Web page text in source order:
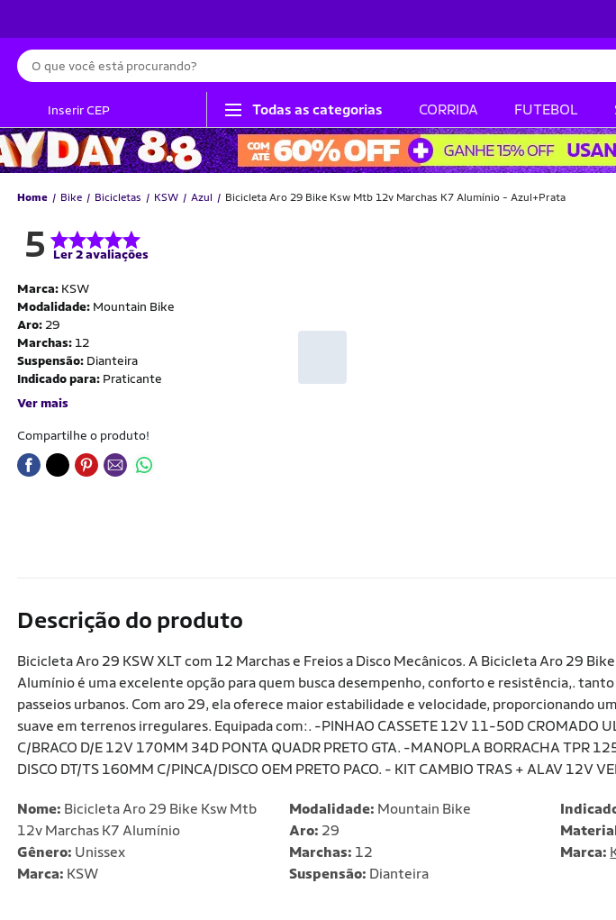
Busca
Inserir CEP Todas as categorias CORRIDA FUTEBOL
Home Bike Bicicletas KSW Azul Bicicleta Aro 29 Bike Ksw Mtb 12v Marchas K7 Alumínio - Azul+Prata
5 Ler 2 avaliações
Marca: KSW
Modalidade: Mountain Bike
Aro: 29
Marchas: 12
Suspensão: Dianteira
Indicado para: Praticante
Ver mais
Compartilhe o produto!
Descrição do produto
Bicicleta Aro 29 KSW XLT com 12 Marchas e Freios a Disco Mecânicos. A Bicicleta Aro 29
Alumínio é uma excelente opção para quem busca desempenho, conforto e resistência,.
passeios urbanos. Com aro 29, ela oferece maior estabilidade e velocidade, proporcionando
suave em terrenos irregulares. Equipada com:. -PINHAO CASSETE 12V 11-50D CROMADO
C/BRACO D/E 12V 170MM 34D PONTA QUADR PRETO GTA. -MANOPLA BORRACHA TPR
DISCO DT/TS 160MM C/PINCA/DISCO OEM PRETO PACO. - KIT CAMBIO TRAS + ALAV 12V
Nome: Bicicleta Aro 29 Bike Ksw Mtb
12v Marchas K7 Alumínio
Gênero: Unissex
Marca: KSW
Modalidade: Mountain Bike
Aro: 29
Marchas: 12
Suspensão: Dianteira
Marca: